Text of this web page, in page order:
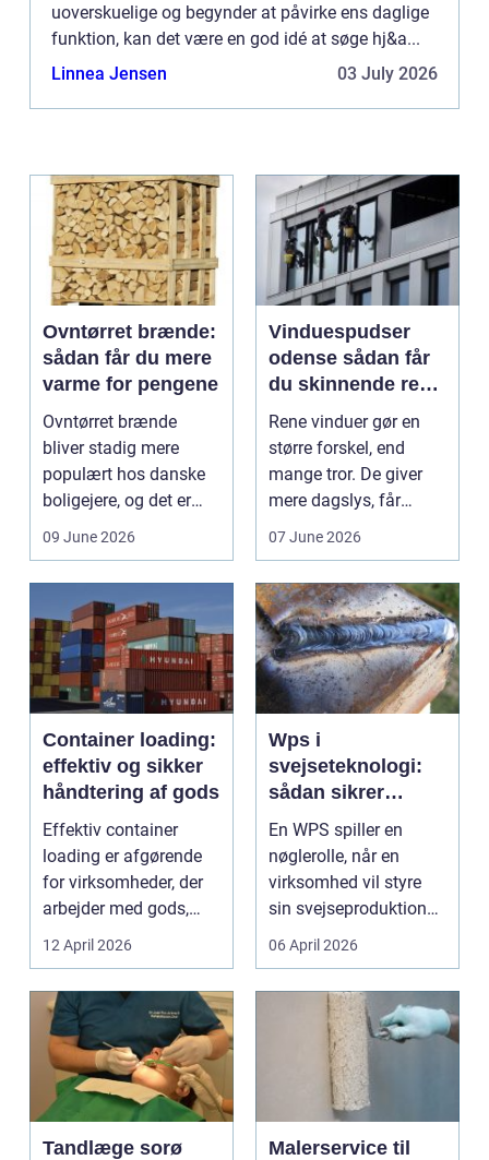
uoverskuelige og begynder at påvirke ens daglige
funktion, kan det være en god idé at søge hj&a...
Linnea Jensen
03 July 2026
Ovntørret brænde:
sådan får du mere
varme for pengene
Ovntørret brænde
bliver stadig mere
populært hos danske
boligejere, og det er
ikke uden grund. Når
09 June 2026
Vinduespudser
odense sådan får
du skinnende rene
ruder året rundt
Rene vinduer gør en
større forskel, end
mange tror. De giver
mere dagslys, får
boligen eller virksom...
07 June 2026
Container loading:
effektiv og sikker
håndtering af gods
Effektiv container
loading er afgørende
for virksomheder, der
arbejder med gods,
skrot eller ...
12 April 2026
Wps i
svejseteknologi:
sådan sikrer
virksomheder
kvalitet og
sporbarhed
En WPS spiller en
nøglerolle, når en
virksomhed vil styre
sin svejseproduktion
sikkert, ensartet og ...
06 April 2026
Tandlæge sorø
Malerservice til